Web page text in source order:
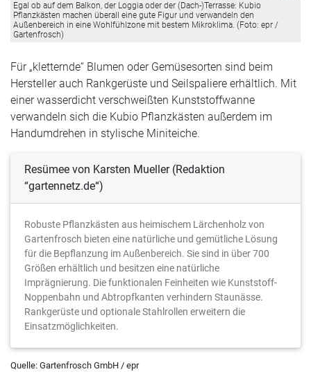
Egal ob auf dem Balkon, der Loggia oder der (Dach-)Terrasse: Kubio
Pflanzkästen machen überall eine gute Figur und verwandeln den
Außenbereich in eine Wohlfühlzone mit bestem Mikroklima. (Foto: epr /
Gartenfrosch)
Für „kletternde“ Blumen oder Gemüsesorten sind beim
Hersteller auch Rankgerüste und Seilspaliere erhältlich. Mit
einer wasserdicht verschweißten Kunststoffwanne
verwandeln sich die Kubio Pflanzkästen außerdem im
Handumdrehen in stylische Miniteiche.
Resümee von Karsten Mueller (Redaktion
“gartennetz.de“)
Robuste Pflanzkästen aus heimischem Lärchenholz von
Gartenfrosch bieten eine natürliche und gemütliche Lösung
für die Bepflanzung im Außenbereich. Sie sind in über 700
Größen erhältlich und besitzen eine natürliche
Imprägnierung. Die funktionalen Feinheiten wie Kunststoff-
Noppenbahn und Abtropfkanten verhindern Staunässe.
Rankgerüste und optionale Stahlrollen erweitern die
Einsatzmöglichkeiten.
Quelle: Gartenfrosch GmbH / epr